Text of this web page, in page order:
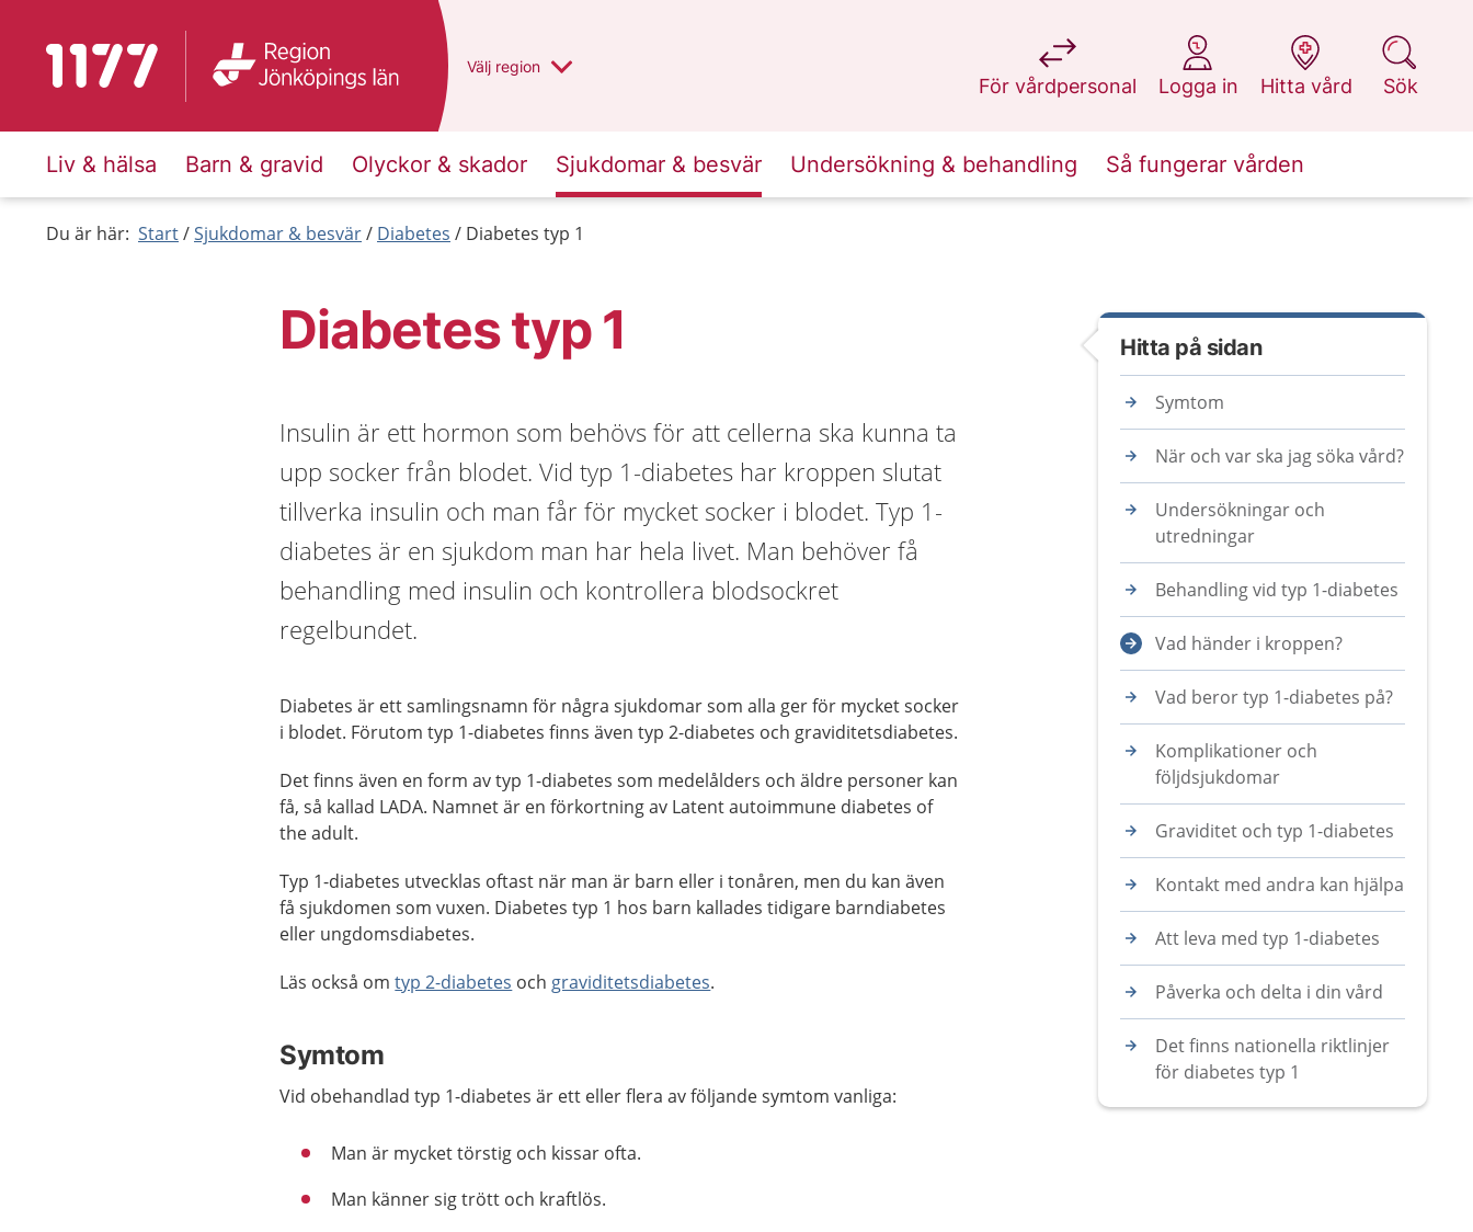
Till startsidan för 1177 Du har valt region
Välj en annan
region
För vårdpersonal
på 1177.se
Logga in
på 1177.se
Hitta vård
på 1177.se
Sök
på 1177.se
Liv & hälsa Barn & gravid Olyckor & skador Sjukdomar & besvär Undersökning & behandling Så fungerar vården
Du är här: Start Sjukdomar & besvär Diabetes Diabetes typ 1
Diabetes typ 1
Insulin är ett hormon som behövs för att cellerna ska kunna ta
upp socker från blodet. Vid typ 1-diabetes har kroppen slutat
tillverka insulin och man får för mycket socker i blodet. Typ 1-
diabetes är en sjukdom man har hela livet. Man behöver få
behandling med insulin och kontrollera blodsockret
regelbundet.
Diabetes är ett samlingsnamn för några sjukdomar som alla ger för mycket socker
i blodet. Förutom typ 1-diabetes finns även typ 2-diabetes och graviditetsdiabetes.
Det finns även en form av typ 1-diabetes som medelålders och äldre personer kan
få, så kallad LADA. Namnet är en förkortning av Latent autoimmune diabetes of
the adult.
Typ 1-diabetes utvecklas oftast när man är barn eller i tonåren, men du kan även
få sjukdomen som vuxen. Diabetes typ 1 hos barn kallades tidigare barndiabetes
eller ungdomsdiabetes.
Läs också omtyp 2-diabetes och graviditetsdiabetes.
Symtom
Vid obehandlad typ 1-diabetes är ett eller flera av följande symtom vanliga:
Man är mycket törstig och kissar ofta.
Man känner sig trött och kraftlös.
Hitta på sidan
Symtom
När och var ska jag söka vård?
Undersökningar och
utredningar
Behandling vid typ 1-diabetes
Vad händer i kroppen?
Vad beror typ 1-diabetes på?
Komplikationer och
följdsjukdomar
Graviditet och typ 1-diabetes
Kontakt med andra kan hjälpa
Att leva med typ 1-diabetes
Påverka och delta i din vård
Det finns nationella riktlinjer
för diabetes typ 1